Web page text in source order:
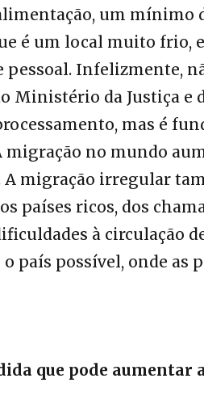
um mínimo
é um local muito frio,
Infelizmente,
Ministério da Justiça e
mas é
migração no mundo
migração irregular
países ricos, dos
à circulação
o país possível, onde
que pode